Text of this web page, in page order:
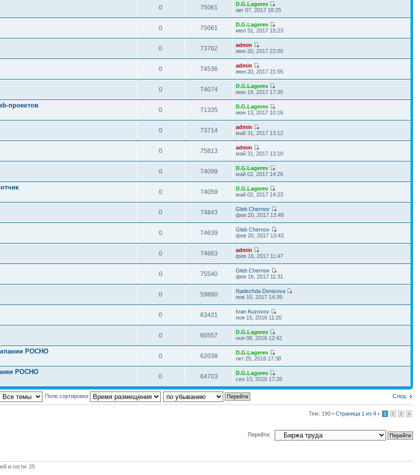
0 75061
D.G.Lagerev
авг 07, 2017 18:25
0 75061
D.G.Lagerev
июл 31, 2017 15:23
0 73762
admin
июн 20, 2017 22:00
0 74536
admin
июн 20, 2017 21:55
0 74074
D.G.Lagerev
июн 19, 2017 17:35
проектов
0 71335
D.G.Lagerev
июн 13, 2017 10:16
0 73714
admin
май 31, 2017 13:12
0 75813
admin
май 31, 2017 13:10
0 74099
D.G.Lagerev
май 02, 2017 14:26
0 74059
D.G.Lagerev
май 02, 2017 14:23
0 74843
Gleb Chernov
фев 20, 2017 13:48
0 74639
Gleb Chernov
фев 20, 2017 13:43
0 74663
admin
фев 16, 2017 11:47
0 75540
Gleb Chernov
фев 16, 2017 11:31
0 59880
Nadezhda Denisova
янв 10, 2017 14:39
0 63421
Ivan Kuzovov
ноя 15, 2016 11:20
0 60557
D.G.Lagerev
ноя 08, 2016 12:42
РОСНО
0 62038
D.G.Lagerev
окт 25, 2016 17:38
РОСНО
0 64703
D.G.Lagerev
сен 13, 2016 17:28
След.
Поле сортировки
Тем: 190 • Страница 1 из 4 • 1 2 3 4
Перейти:
и гости: 25